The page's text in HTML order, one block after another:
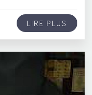
LIRE PLUS